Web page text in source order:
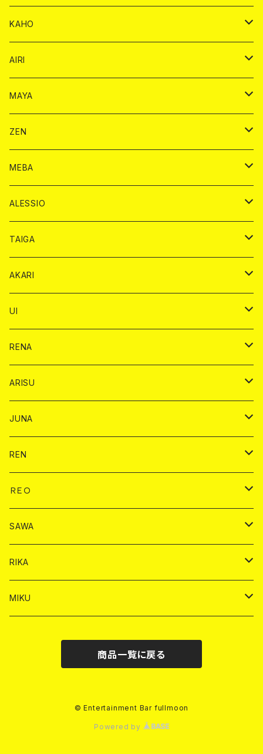
KAHO
シャンパンカード
モエシャンドン カード
ヴーヴクリコ カード
BAIKA カード
ノーマル カード
プレミアム カード
ドリンク カード
１ドリンクカード
ショット
チェキ カード
チェキ １５００円
AIRI
シャンパン カード
モエシャンドン カード
ヴーヴクリコ カード
BAIKA カード
ノーマル カード
プレミアム カード
ドリンク カード
１ドリンク カード
ショット
チェキ カード
チェキ １５００円
MAYA
ドリンク
1ドリンク
ショット
チェキ
BAIKA
ZEN
ドリンク
シャンパン
ショット
チェキ
BAIKA
MEBA
ドリンク
シャンパンカード
ドリンクカード
チップ
チェキ
ALESSIO
ドリンク
シャンパン
1ドリンク
チップ
TAIGA
ドリンク
シャンパン
1ドリンク
チップ
AKARI
ドリンク
1ドリンク
ショット
UI
バイカ
ドリンク
シャンパン
ドリンク
チェキ
RENA
バイカ
ドリンク
ドリンク
ヤードグラス
チェキ
ARISU
バイカ
ドリンク
ドリンク
シャンパン
チェキ
JUNA
バイカ
ドリンク
シャンパン
ヤードグラス
チェキ
REN
バイカ
ドリンク
ショット
シャンパン
チェキ
ＲＥＯ
ドリンク
シャンパン
ショット
バイカ
チェキ
SAWA
ドリンク
シャンパン
バイカ
RIKA
ドリンク
MIKU
商品一覧に戻る
© Entertainment Bar fullmoon
Powered by